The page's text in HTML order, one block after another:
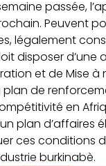
passée,
Peuvent
légalement
disposer d’une
et de Mise
de
en
plan
ces conditions
burkinabè.